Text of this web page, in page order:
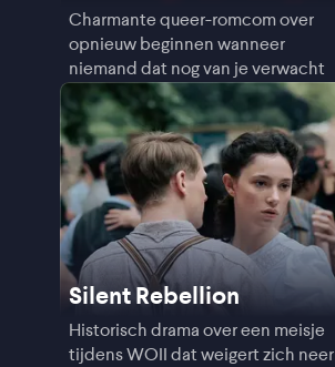
Charmante queer-romcom over
opnieuw beginnen wanneer
niemand dat nog van je verwacht
Silent Rebellion
Historisch drama over een meisje
tijdens WOII dat weigert zich neer